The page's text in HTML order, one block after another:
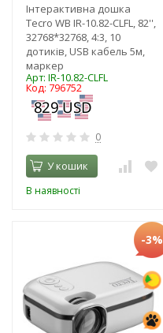
Інтерактивна дошка
Tecro WB IR-10.82-CLFL, 82'',
32768*32768, 4:3, 10
дотиків, USB кабель 5м,
маркер
Арт: IR-10.82-CLFL
Код: 796752
0
У кошик
В наявності
-3%